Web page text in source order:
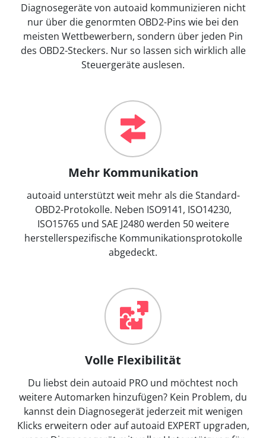
Diagnosegeräte von autoaid kommunizieren nicht
nur über die genormten OBD2-Pins wie bei den
meisten Wettbewerbern, sondern über jeden Pin
des OBD2-Steckers. Nur so lassen sich wirklich alle
Steuergeräte auslesen.
Mehr Kommunikation
autoaid unterstützt weit mehr als die Standard-
OBD2-Protokolle. Neben ISO9141, ISO14230,
ISO15765 und SAE J2480 werden 50 weitere
herstellerspezifische Kommunikationsprotokolle
abgedeckt.
Volle Flexibilität
Du liebst dein autoaid PRO und möchtest noch
weitere Automarken hinzufügen? Kein Problem, du
kannst dein Diagnosegerät jederzeit mit wenigen
Klicks erweitern oder auf autoaid EXPERT upgraden,